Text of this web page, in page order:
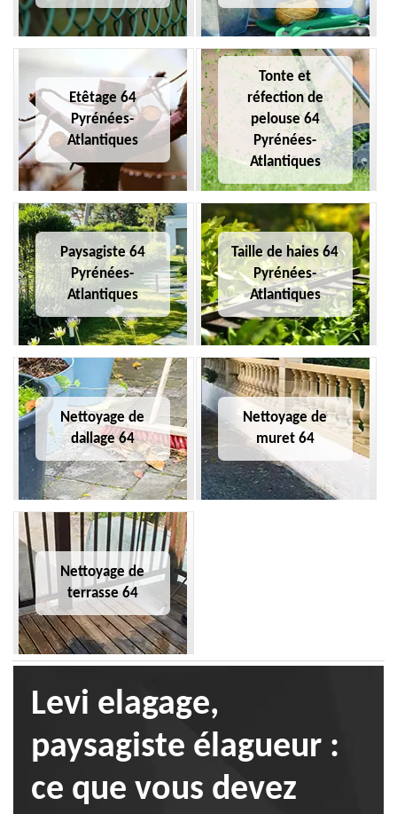
Etêtage 64
Pyrénées-
Atlantiques
Tonte et
réfection de
pelouse 64
Pyrénées-
Atlantiques
Paysagiste 64
Pyrénées-
Atlantiques
Taille de haies 64
Pyrénées-
Atlantiques
Nettoyage de
dallage 64
Nettoyage de
muret 64
Nettoyage de
terrasse 64
Levi elagage,
paysagiste élagueur :
ce que vous devez